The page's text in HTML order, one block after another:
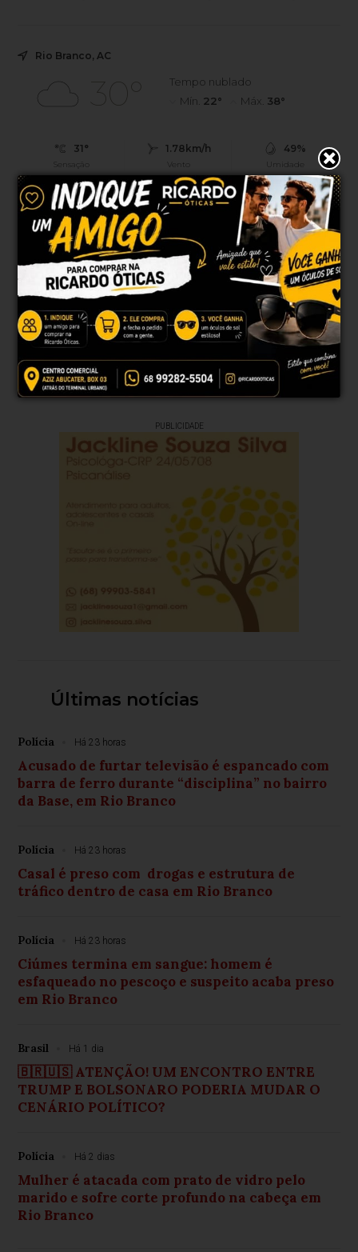
Rio Branco, AC
30°
Tempo nublado
Mín. 22° Máx. 38°
31°
Sensação
1.78km/h
Vento
49%
Umidade
80%(1.19mm)
Chance de chuva
Nascer do sol
07h28
Pôr do sol
38°
23°
SEX
38°
23°
38°
23°
DOM
39°
25°
SEG
37°
23°
Atualizado às 17h01
PUBLICIDADE
Últimas notícias
Polícia Há 23 horas
Acusado de furtar televisão é espancado com
barra de ferro durante “disciplina” no bairro
da Base, em Rio Branco
Polícia Há 23 horas
Casal é preso com drogas e estrutura de
tráfico dentro de casa em Rio Branco
Polícia Há 23 horas
Ciúmes termina em sangue: homem é
esfaqueado no pescoço e suspeito acaba preso
em Rio Branco
Brasil Há 1 dia
🇧🇷🇺🇸 ATENÇÃO! UM ENCONTRO ENTRE
TRUMP E BOLSONARO PODERIA MUDAR O
CENÁRIO POLÍTICO?
Polícia Há 2 dias
Mulher é atacada com prato de vidro pelo
marido e sofre corte profundo na cabeça em
Rio Branco